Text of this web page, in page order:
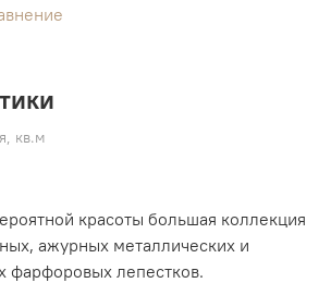
кв.м
красоты большая коллекция
ажурных металлических и
фарфоровых лепестков.